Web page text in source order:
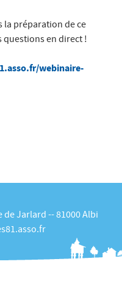
la préparation de ce
questions en direct !
webinaire-
de Jarlard -- 81000 Albi